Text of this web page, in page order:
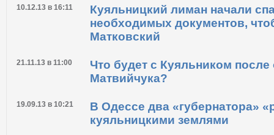
10.12.13 в 16:11
Куяльницкий лиман начали
необходимых документов,
Матковский
21.11.13 в 11:00
Что будет с Куяльником после
Матвийчука?
19.09.13 в 10:21
В Одессе два «губернатора»
куяльницкими землями